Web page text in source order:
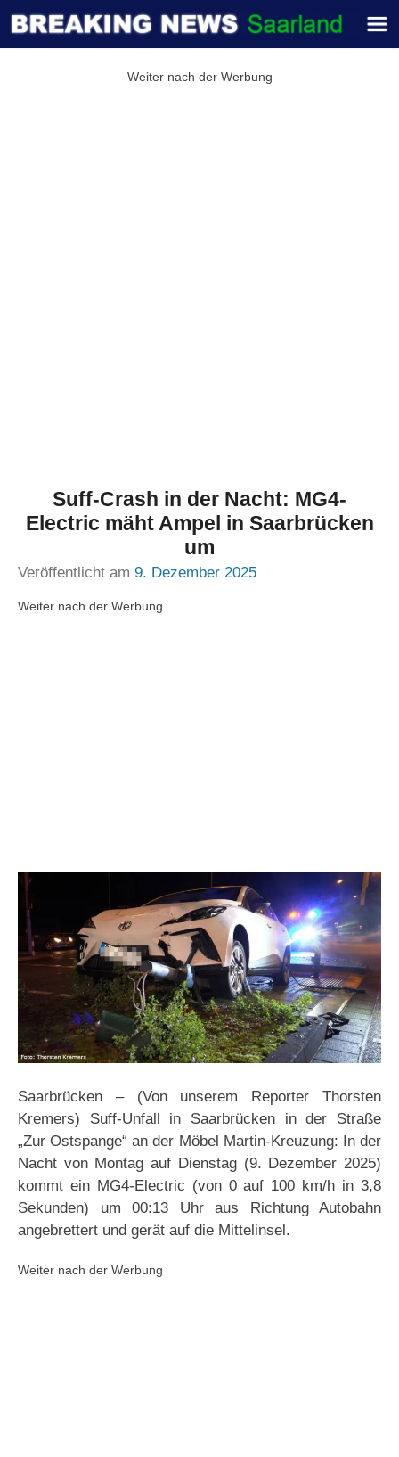
Weiter nach der Werbung
Suff-Crash in der Nacht: MG4-
Electric mäht Ampel in Saarbrücken
um
Veröffentlicht am 9. Dezember 2025
Weiter nach der Werbung
Saarbrücken – (Von unserem Reporter Thorsten
Kremers) Suff-Unfall in Saarbrücken in der Straße
„Zur Ostspange“ an der Möbel Martin-Kreuzung: In der
Nacht von Montag auf Dienstag (9. Dezember 2025)
kommt ein MG4-Electric (von 0 auf 100 km/h in 3,8
Sekunden) um 00:13 Uhr aus Richtung Autobahn
angebrettert und gerät auf die Mittelinsel.
Weiter nach der Werbung